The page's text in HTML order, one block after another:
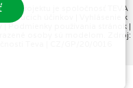
projektu je spoločnosť TEVA
účinkov
Vyhlásenie k
Podmienky používania stránok |
osoby sú modelom. Zdroj:
Teva